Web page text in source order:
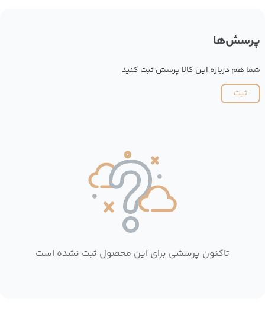
پرسش‌ها
شما هم درباره این کالا پرسش ثبت کنید
ثبت
تاکنون پرسشی برای این محصول ثبت نشده است